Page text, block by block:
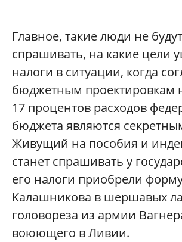
Главное, такие люди не будут
спрашивать, на какие цели
налоги в ситуации, когда
бюджетным проектировкам
17 процентов расходов
бюджета являются
Живущий на пособия и
станет спрашивать у
его налоги приобрели
Калашникова в шершавых
головореза из армии
воюющего в Ливии.